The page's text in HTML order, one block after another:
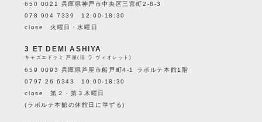
650 0021 兵庫県神戸市中央区三宮町2-8-3
078 904 7339 12:00-18:30
close 火曜日・水曜日
3 ET DEMI ASHIYA
キャズエドゥミ 芦屋(旧 ラ ヴィオレット)
659 0093 兵庫県芦屋市船戸町4-1 ラポルテ本館1階
0797 26 6343 10:00-18:30
close 第２・第３木曜日
(ラポルテ本館の休館日に準ずる)